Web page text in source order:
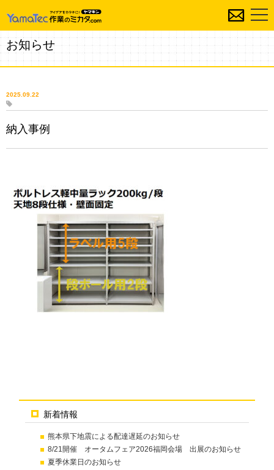
お知らせ
新着情報
熊本県下地震による配達遅延のお知らせ
8/21開催 オータムフェア2026福岡会場 出展のお知らせ
夏季休業日のお知らせ
2025.09.22
納入事例